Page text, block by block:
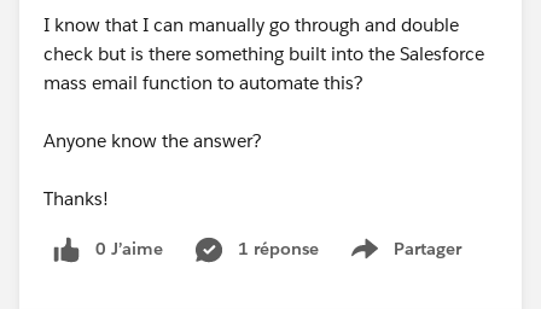
I know that I can manually go through and double
check but is there something built into the Salesforce
mass email function to automate this?
Anyone know the answer?
Thanks!
0 J’aime 1 réponse Partager
Show menu